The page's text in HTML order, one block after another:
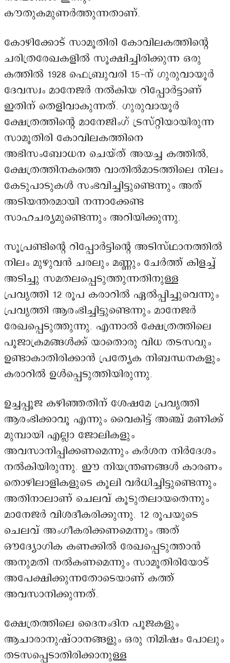
കൗതുകമുണർത്തുന്നതാണ്.
കോഴിക്കോട് സാമൂതിരി കോവിലകത്തിന്റെ
ചരിത്രരേഖകളിൽ സൂക്ഷിച്ചിരിക്കുന്ന ഒരു
കത്തിൽ 1928 ഫെബ്രുവരി 15-ന് ഗുരുവായൂർ
ദേവസ്വം മാനേജർ നൽകിയ റിപ്പോർട്ടാണ്
ഇതിന് തെളിവാകുന്നത്. ഗുരുവായൂർ
ക്ഷേത്രത്തിന്റെ മാനേജിംഗ് ട്രസ്റ്റിയായിരുന്ന
സാമൂതിരി കോവിലകത്തിനെ
അഭിസംബോധന ചെയ്ത് അയച്ച കത്തിൽ,
ക്ഷേത്രത്തിനകത്തെ വാതിൽമാടത്തിലെ നിലം
കേടുപാടുകൾ സംഭവിച്ചിട്ടുണ്ടെന്നും അത്
അടിയന്തരമായി നന്നാക്കേണ്ട
സാഹചര്യമുണ്ടെന്നും അറിയിക്കുന്നു.
സൂപ്രണ്ടിന്റെ റിപ്പോർട്ടിന്റെ അടിസ്ഥാനത്തിൽ
നിലം മുഴുവൻ ചരലും മണ്ണും ചേർത്ത് കിളച്ച്
അടിച്ചു സമതലപ്പെടുത്തുന്നതിനുള്ള
പ്രവൃത്തി 12 രൂപ കരാറിൽ ഏൽപ്പിച്ചുവെന്നും
പ്രവൃത്തി ആരംഭിച്ചിട്ടുണ്ടെന്നും മാനേജർ
രേഖപ്പെടുത്തുന്നു. എന്നാൽ ക്ഷേത്രത്തിലെ
പൂജാക്രമങ്ങൾക്ക് യാതൊരു വിധ തടസവും
ഉണ്ടാകാതിരിക്കാൻ പ്രത്യേക നിബന്ധനകളും
കരാറിൽ ഉൾപ്പെടുത്തിയിരുന്നു.
ഉച്ചപ്പൂജ കഴിഞ്ഞതിന് ശേഷമേ പ്രവൃത്തി
ആരംഭിക്കാവൂ എന്നും വൈകിട്ട് അഞ്ച് മണിക്ക്
മുമ്പായി എല്ലാ ജോലികളും
അവസാനിപ്പിക്കണമെന്നും കർശന നിർദേശം
നൽകിയിരുന്നു. ഈ നിയന്ത്രണങ്ങൾ കാരണം
തൊഴിലാളികളുടെ കൂലി വർധിച്ചിട്ടുണ്ടെന്നും
അതിനാലാണ് ചെലവ് കൂടുതലായതെന്നും
മാനേജർ വിശദീകരിക്കുന്നു. 12 രൂപയുടെ
ചെലവ് അംഗീകരിക്കണമെന്നും അത്
ഔദ്യോഗിക കണക്കിൽ രേഖപ്പെടുത്താൻ
അനുമതി നൽകണമെന്നും സാമൂതിരിയോട്
അപേക്ഷിക്കുന്നതോടെയാണ് കത്ത്
അവസാനിക്കുന്നത്.
ക്ഷേത്രത്തിലെ ദൈനംദിന പൂജകളും
ആചാരാനുഷ്ഠാനങ്ങളും ഒരു നിമിഷം പോലും
തടസപ്പെടാതിരിക്കാനുള്ള